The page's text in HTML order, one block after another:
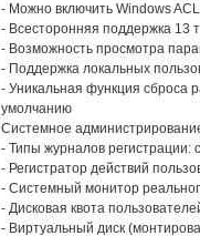
- Можно включить Windows
- Всесторонняя поддержка
- Возможность просмотра
- Поддержка локальных
- Уникальная функция сброса
умолчанию
Системное
- Типы журналов
- Регистратор действий
- Системный монитор
- Дисковая квота
- Виртуальный диск